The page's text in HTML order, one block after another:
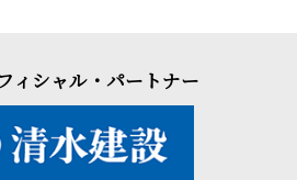
ィシャル・パートナー